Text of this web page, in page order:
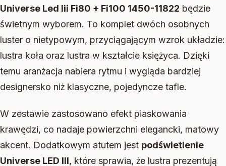
Universe Led Iii Fi80 + Fi100 1450-11822 będzie
świetnym wyborem. To komplet dwóch osobnych
luster o nietypowym, przyciągającym wzrok układzie:
lustra koła oraz lustra w kształcie księżyca. Dzięki
temu aranżacja nabiera rytmu i wygląda bardziej
designersko niż klasyczne, pojedyncze tafle.
W zestawie zastosowano efekt piaskowania
krawędzi, co nadaje powierzchni elegancki, matowy
akcent. Dodatkowym atutem jest podświetlenie
Universe LED III, które sprawia, że lustra prezentują